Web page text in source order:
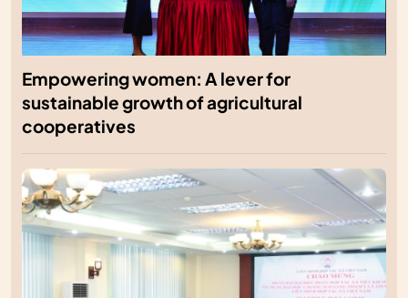
Empowering women: A lever for
sustainable growth of agricultural
cooperatives